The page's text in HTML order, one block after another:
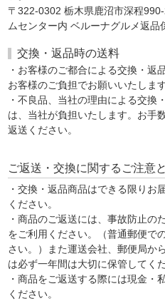
〒322-0302 栃木県鹿沼市深程
ムセンター内 ベルーナグルメ返品
交換・返品時の送料
・お客様のご都合による交換・返
お客様のご負担でお願いいたします
・不良品、当社の理由による交換
は、当社が負担いたします。お手
返送ください。
ご返送・交換に関するご注意
・交換・返品商品はできる限りお
ください。
・商品のご返送には、事故防止の
をご利用ください。（普通郵便で
さい。）また運送会社、郵便局か
は必ず一年間は大切に保管してくだ
・商品をご返送する際には現金・
ください。